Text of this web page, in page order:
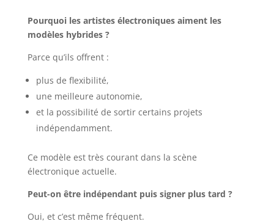
Pourquoi les artistes électroniques aiment les
modèles hybrides ?
Parce qu’ils offrent :
plus de flexibilité,
une meilleure autonomie,
et la possibilité de sortir certains projets
indépendamment.
Ce modèle est très courant dans la scène
électronique actuelle.
Peut-on être indépendant puis signer plus tard ?
Oui, et c’est même fréquent.